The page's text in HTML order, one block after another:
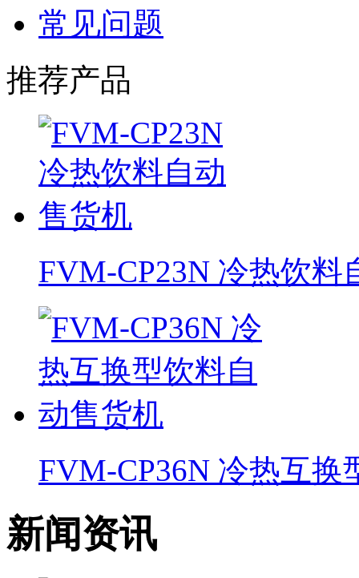
常见问题
推荐产品
FVM-CP23N 冷热饮料
FVM-CP36N 冷热互换
新闻资讯